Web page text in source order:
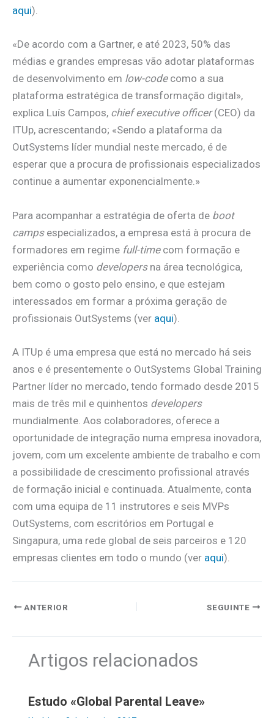
aqui).
«De acordo com a Gartner, e até 2023, 50% das
médias e grandes empresas vão adotar plataformas
de desenvolvimento em low-codecomo a sua
plataforma estratégica de transformação digital»,
explica Luís Campos, chief executive officer(CEO) da
ITUp, acrescentando; «Sendo a plataforma da
OutSystems líder mundial neste mercado, é de
esperar que a procura de profissionais especializados
continue a aumentar exponencialmente.»
Para acompanhar a estratégia de oferta de boot
campsespecializados, a empresa está à procura de
formadores em regime full-timecom formação e
experiência como developersna área tecnológica,
bem como o gosto pelo ensino, e que estejam
interessados em formar a próxima geração de
profissionais OutSystems (ver aqui).
A ITUp é uma empresa que está no mercado há seis
anos e é presentemente o OutSystems Global Training
Partner líder no mercado, tendo formado desde 2015
mais de três mil e quinhentos developers
mundialmente. Aos colaboradores, oferece a
oportunidade de integração numa empresa inovadora,
jovem, com um excelente ambiente de trabalho e com
a possibilidade de crescimento profissional através
de formação inicial e continuada. Atualmente, conta
com uma equipa de 11 instrutores e seis MVPs
OutSystems, com escritórios em Portugal e
Singapura, uma rede global de seis parceiros e 120
empresas clientes em todo o mundo (ver aqui).
ANTERIOR SEGUINTE
Artigos relacionados
Estudo «Global Parental Leave»